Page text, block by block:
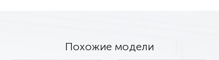
Похожие модели